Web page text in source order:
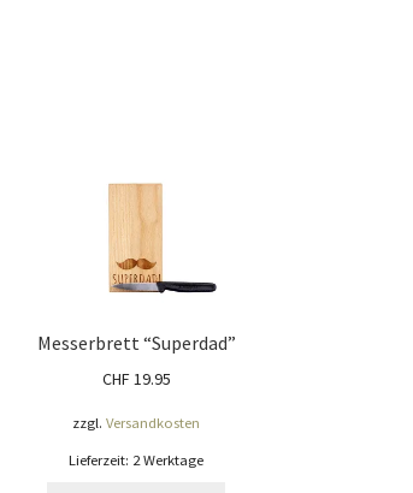
Messerbrett “Superdad”
CHF19.95
zzgl.Versandkosten
Lieferzeit: 2 Werktage